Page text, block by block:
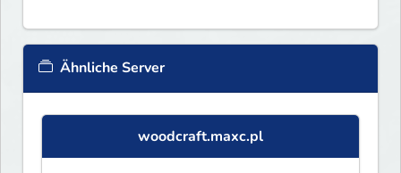
Ähnliche Server
woodcraft.maxc.pl